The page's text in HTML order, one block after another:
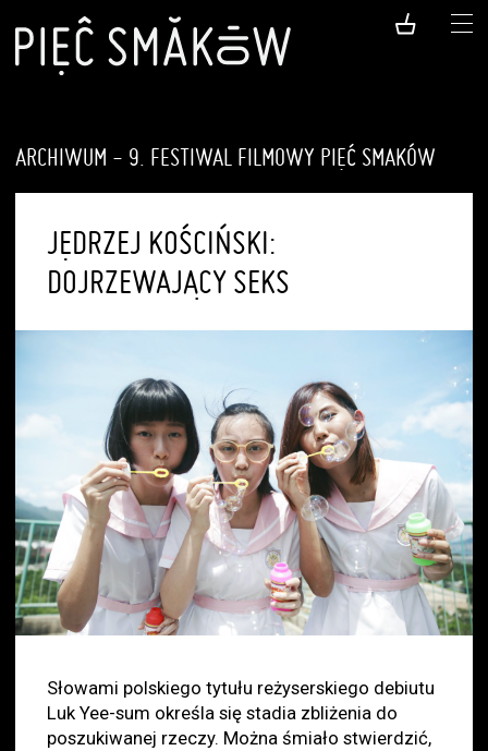
ARCHIWUM - 9. FESTIWAL FILMOWY PIĘĆ SMAKÓW
JĘDRZEJ KOŚCIŃSKI:
DOJRZEWAJĄCY SEKS
Słowami polskiego tytułu reżyserskiego debiutu
Luk Yee-sum określa się stadia zbliżenia do
poszukiwanej rzeczy. Można śmiało stwierdzić,